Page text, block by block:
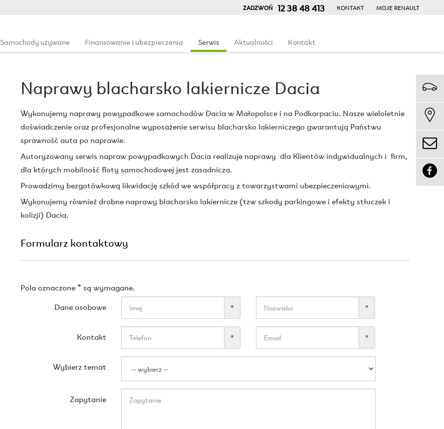
ZADZWOŃ 12 38 48 413 KONTAKT MOJE RENAULT
Samochody używane Finansowanie i ubezpieczenia Serwis Aktualności Kontakt
Naprawy blacharsko lakiernicze Dacia
Wykonujemy naprawy powypadkowe samochodów Dacia w Małopolsce i na Podkarpaciu. Nasze wieloletnie
doświadczenie oraz profesjonalne wyposażenie serwisu blacharsko lakierniczego gwarantują Państwu
sprawność auta po naprawie.
Autoryzowany serwis napraw powypadkowych Dacia realizuje naprawy dla Klientów indywidualnych i firm,
dla których mobilność floty samochodowej jest zasadnicza.
Prowadzimy bezgotówkową likwidację szkód we współpracy z towarzystwami ubezpieczeniowymi.
Wykonujemy również drobne naprawy blacharsko lakiernicze (tzw szkody parkingowe i efekty stłuczek i
kolizji) Dacia.
Formularz kontaktowy
Pola oznaczone * są wymagane.
Dane osobowe
* *
Kontakt * *
Wybierz temat
Zapytanie